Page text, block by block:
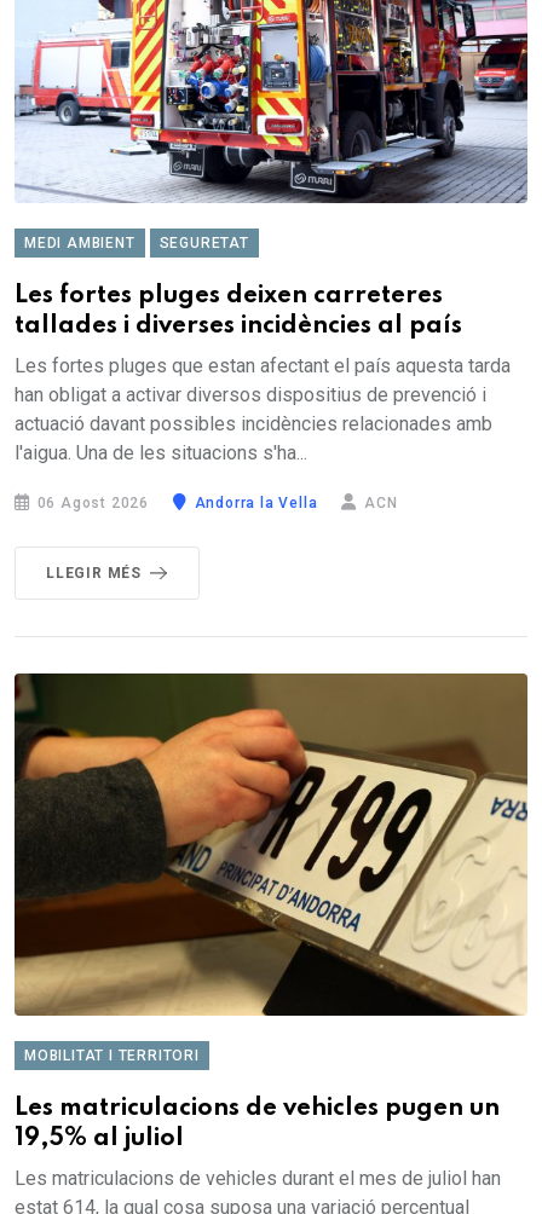
MEDI AMBIENT SEGURETAT
Les fortes pluges deixen carreteres
tallades i diverses incidències al país
Les fortes pluges que estan afectant el país aquesta tarda
han obligat a activar diversos dispositius de prevenció i
actuació davant possibles incidències relacionades amb
l'aigua. Una de les situacions s'ha...
06 Agost 2026 Andorra la Vella ACN
LLEGIR MÉS
MOBILITAT I TERRITORI
Les matriculacions de vehicles pugen un
19,5% al juliol
Les matriculacions de vehicles durant el mes de juliol han
estat 614, la qual cosa suposa una variació percentual